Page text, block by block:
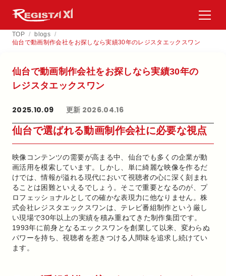
TOP / blogs /
仙台で動画制作会社をお探しなら実績30年のレジスタエックスワン
仙台で​動画制作会社を​お探しなら​実績30年の​
レジスタエックスワン
2025.10.09 更新 2026.04.16
仙台で選ばれる動画制作会社に必要な視点
映像コンテンツの需要が高まる中、仙台でも多くの企業が動
画活用を模索しています。しかし、単に綺麗な映像を作るだ
けでは、情報が溢れる現代において視聴者の心に深く刻まれ
ることは困難といえるでしょう。そこで重要となるのが、プ
ロフェッショナルとしての確かな表現力に他なりません。株
式会社レジスタエックスワンは、テレビ番組制作という厳し
い現場で30年以上の実績を積み重ねてきた制作集団です。
1993年に前身となるエックスワンを創業して以来、変わらぬ
パワーを持ち、視聴者を惹きつける人間味を追求し続けてい
ます。